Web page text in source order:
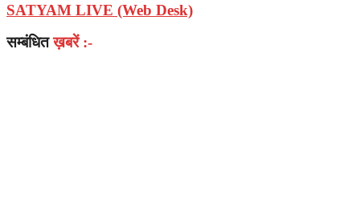
SATYAM LIVE (Web Desk)
सम्बंधितख़बरें :-